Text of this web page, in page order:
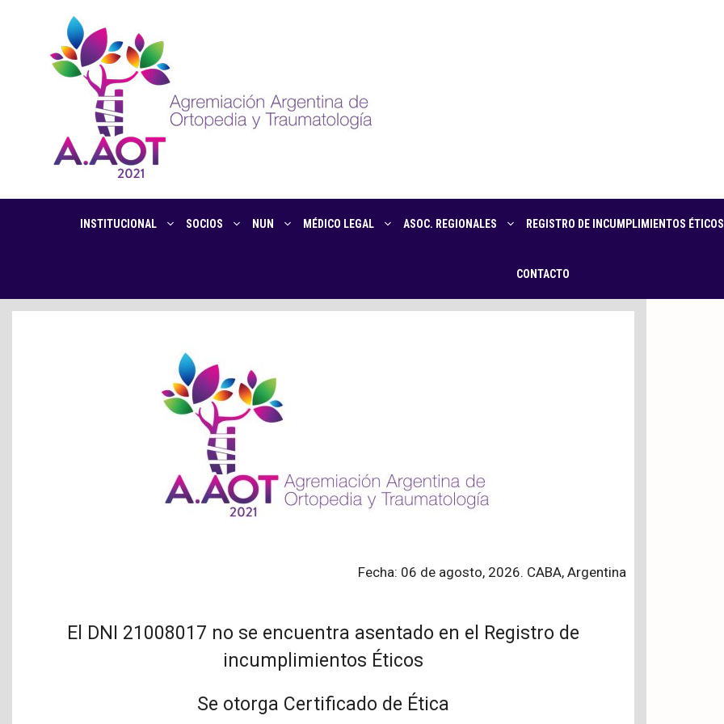
INSTITUCIONAL SOCIOS NUN MÉDICO LEGAL ASOC. REGIONALES REGISTRO DE INCUMPLIMIENTOS ÉTICOS
CONTACTO
Fecha: 06 de agosto, 2026. CABA, Argentina
El DNI 21008017 no se encuentra asentado en el Registro de
incumplimientos Éticos
Se otorga Certificado de Ética